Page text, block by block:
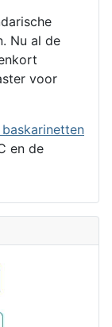
Nu al de
voor
baskarinetten
en de